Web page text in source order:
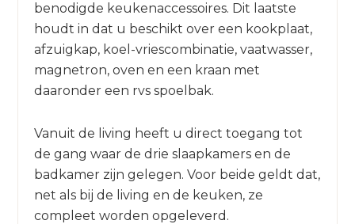
benodigde keukenaccessoires. Dit laatste
houdt in dat u beschikt over een kookplaat,
afzuigkap, koel-vriescombinatie, vaatwasser,
magnetron, oven en een kraan met
daaronder een rvs spoelbak.
Vanuit de living heeft u direct toegang tot
de gang waar de drie slaapkamers en de
badkamer zijn gelegen. Voor beide geldt dat,
net als bij de living en de keuken, ze
compleet worden opgeleverd.